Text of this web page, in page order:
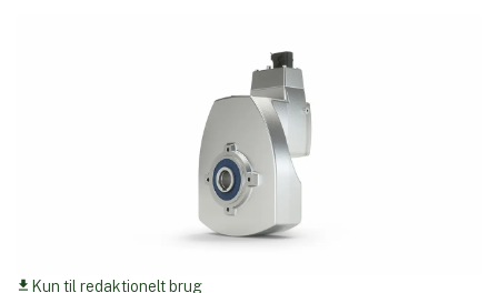
download Kun til redaktionelt brug